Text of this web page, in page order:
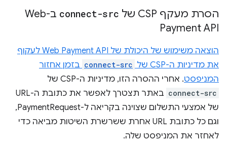
הסרת מעקף CSP של connect-src
ב-Web
Payment API
הוצאה משימוש של היכולת של Web Payment API לעקוף
את מדיניות ה-CSP של
connect-src בזמן אחזור
המניפסט. אחרי ההסרה הזו, מדיניות ה-CSP של
connect-src
באתר תצטרך לאפשר את כתובת ה-URL
של אמצעי התשלום שצוינה בקריאה ל-PaymentRequest,
וגם כל כתובת URL אחרת ששרשרת השיטות מביאה כדי
לאחזר את המניפסט שלה.